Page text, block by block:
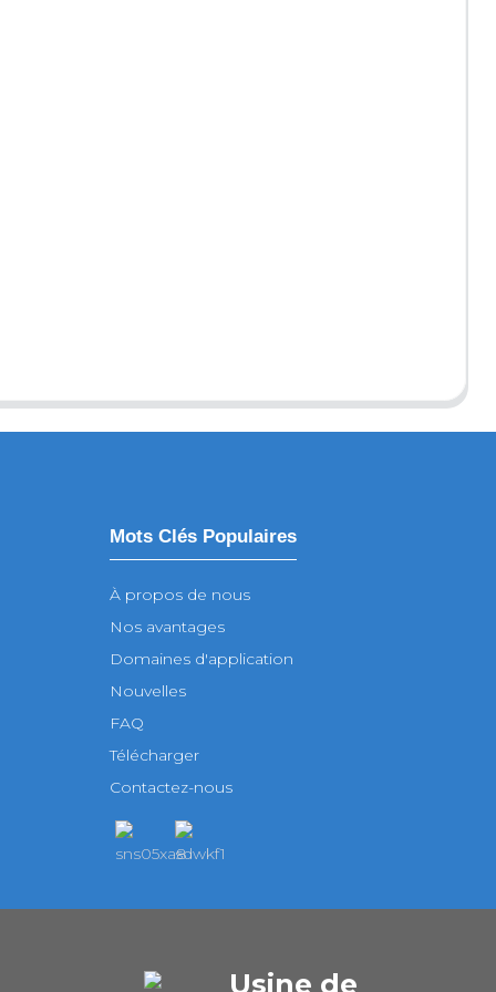
Mots Clés Populaires
À propos de nous
Nos avantages
Domaines d'application
Nouvelles
FAQ
Télécharger
Contactez-nous
Usine de